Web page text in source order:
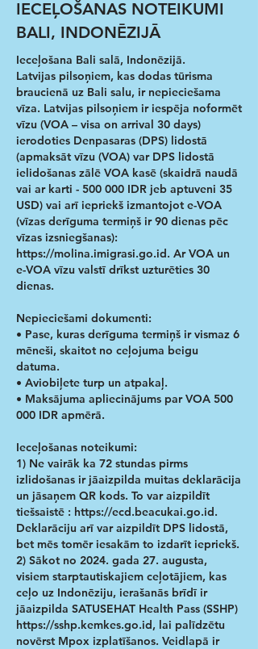
IECEĻOŠANAS NOTEIKUMI
BALI, INDONĒZIJĀ
Ieceļošana Bali salā, Indonēzijā.
Latvijas pilsoņiem, kas dodas tūrisma
braucienā uz Bali salu, ir nepieciešama
vīza. Latvijas pilsoņiem ir iespēja noformēt
vīzu (VOA – visa on arrival 30 days)
ierodoties Denpasaras (DPS) lidostā
(apmaksāt vīzu (VOA) var DPS lidostā
ielidošanas zālē VOA kasē (skaidrā naudā
vai ar karti - 500 000 IDR jeb aptuveni 35
USD) vai arī iepriekš izmantojot e-VOA
(vīzas derīguma termiņš ir 90 dienas pēc
vīzas izsniegšanas):
https://molina.imigrasi.go.id. Ar VOA un
e-VOA vīzu valstī drīkst uzturēties 30
dienas.
Nepieciešami dokumenti:
• Pase, kuras derīguma termiņš ir vismaz 6
mēneši, skaitot no ceļojuma beigu
datuma.
• Aviobiļete turp un atpakaļ.
• Maksājuma apliecinājums par VOA 500
000 IDR apmērā.
Ieceļošanas noteikumi:
1) Ne vairāk ka 72 stundas pirms
izlidošanas ir jāaizpilda muitas deklarācija
un jāsaņem QR kods. To var aizpildīt
tiešsaistē : https://ecd.beacukai.go.id.
Deklarāciju arī var aizpildīt DPS lidostā,
bet mēs tomēr iesakām to izdarīt iepriekš.
2) Sākot no 2024. gada 27. augusta,
visiem starptautiskajiem ceļotājiem, kas
ceļo uz Indonēziju, ierašanās brīdī ir
jāaizpilda SATUSEHAT Health Pass (SSHP)
https://sshp.kemkes.go.id, lai palīdzētu
novērst Mpox izplatīšanos. Veidlapā ir